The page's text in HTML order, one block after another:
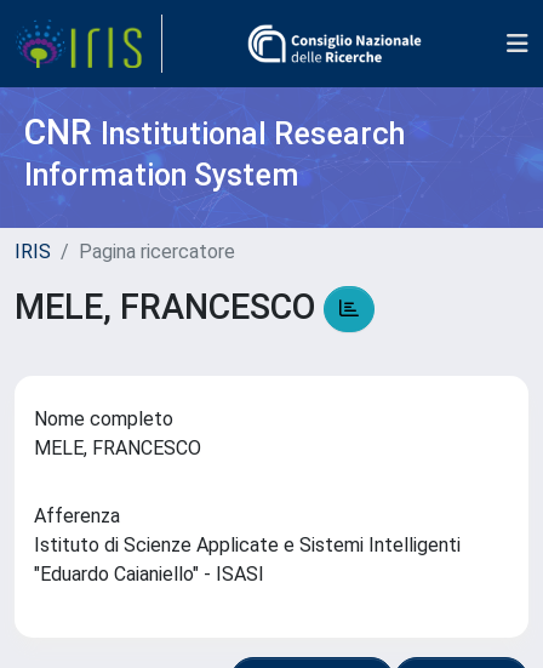
CNR Institutional Research
Information System
IRIS Pagina ricercatore
MELE, FRANCESCO
Nome completo
MELE, FRANCESCO
Afferenza
Istituto di Scienze Applicate e Sistemi Intelligenti
"Eduardo Caianiello" - ISASI